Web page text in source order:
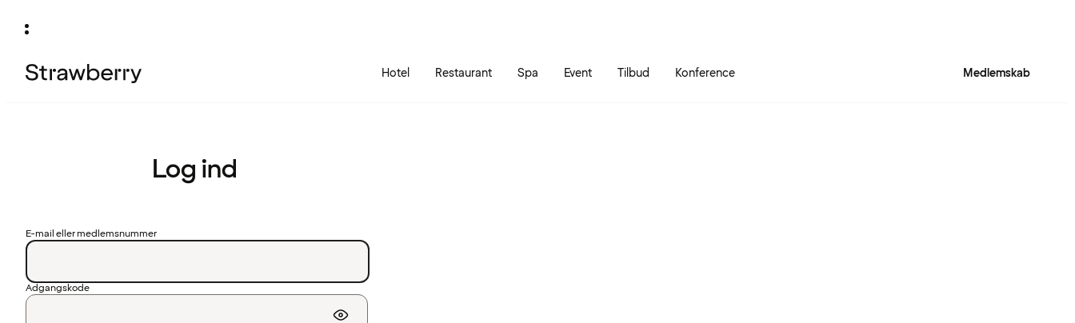
Hotel Restaurant Spa Event Tilbud Konference Medlemskab
Log ind
E-mail eller medlemsnummer
Adgangskode